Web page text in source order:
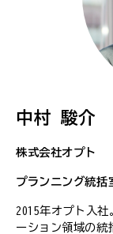
中村 駿介
株式会社オプト
プランニング統
2015年オプト入
ーション領域の統